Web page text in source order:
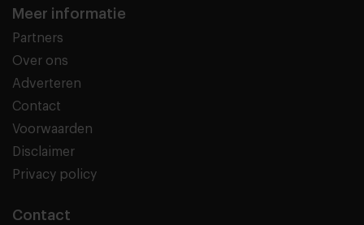
Meer informatie
Partners
Over ons
Adverteren
Contact
Voorwaarden
Disclaimer
Privacy policy
Contact